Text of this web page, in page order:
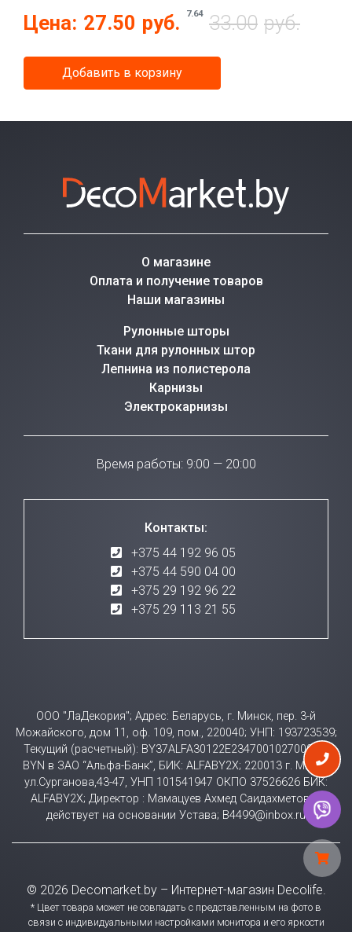
Цена: 27.50 руб. 7.64 33.00 руб.
Добавить в корзину
О магазине
Оплата и получение товаров
Наши магазины
Рулонные шторы
Ткани для рулонных штор
Лепнина из полистерола
Карнизы
Электрокарнизы
Время работы: 9:00 — 20:00
Контакты:
+375 44 192 96 05
+375 44 590 04 00
+375 29 192 96 22
+375 29 113 21 55
ООО "ЛаДекория"; Адрес: Беларусь, г. Минск, пер. 3-й
Можайского, дом 11, оф. 109, пом., 220040; УНП: 193723539;
Текущий (расчетный): BY37ALFA30122E23470010270000 в
BYN в ЗАО “Альфа-Банк”, БИК: ALFABY2X; 220013 г. Минск
ул.Сурганова,43-47, УНП 101541947 ОКПО 37526626 БИК:
ALFABY2X; Директор : Мамацуев Ахмед Саидахметович
действует на основании Устава; B4499@inbox.ru
© 2026 Decomarket.by – Интернет-магазин Decolife.
* Цвет товара может не совпадать с представленным на фото в
связи с индивидуальными настройками монитора и его яркости